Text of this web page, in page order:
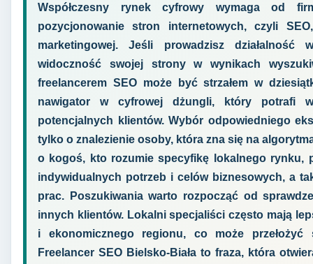
Współczesny rynek cyfrowy wymaga od
pozycjonowanie stron internetowych, czyli
marketingowej. Jeśli prowadzisz działalność
widoczność swojej strony w wynikach
freelancerem SEO może być strzałem w
nawigator w cyfrowej dżungli, który potrafi
potencjalnych klientów. Wybór odpowiedniego
tylko o znalezienie osoby, która zna się na
o kogoś, kto rozumie specyfikę lokalnego rynku,
indywidualnych potrzeb i celów biznesowych, a
prac. Poszukiwania warto rozpocząć od
innych klientów. Lokalni specjaliści często mają
i ekonomicznego regionu, co może
Freelancer SEO Bielsko-Biała to fraza, która